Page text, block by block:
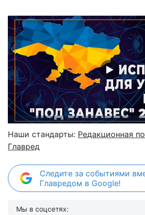
Наши стандарты: Редакционная
Главред
Следите за событиями
Главредом в Google!
Мы в соцсетях: